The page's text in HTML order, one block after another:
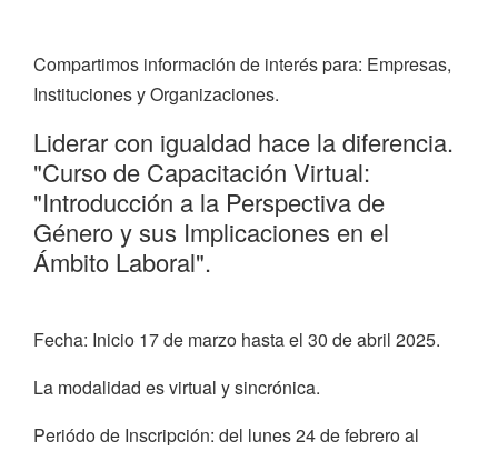
Compartimos información de interés para: Empresas,
Instituciones y Organizaciones.
Liderar con igualdad hace la diferencia.
"Curso de Capacitación Virtual:
"Introducción a la Perspectiva de
Género y sus Implicaciones en el
Ámbito Laboral".
Fecha: Inicio 17 de marzo hasta el 30 de abril 2025.
La modalidad es virtual y sincrónica.
Periódo de Inscripción: del lunes 24 de febrero al